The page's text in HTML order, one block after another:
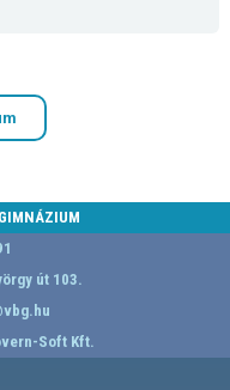
út 103.
Soft Kft.